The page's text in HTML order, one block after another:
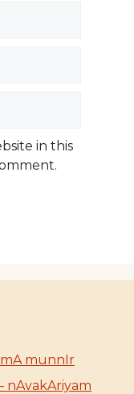
in this
munnIr
nAvakAriyam